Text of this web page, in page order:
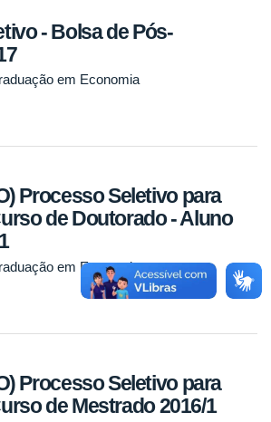
- Bolsa de Pós-
em Economia
Processo Seletivo para
de Doutorado - Aluno
em Economia
Processo Seletivo para
de Mestrado 2016/1